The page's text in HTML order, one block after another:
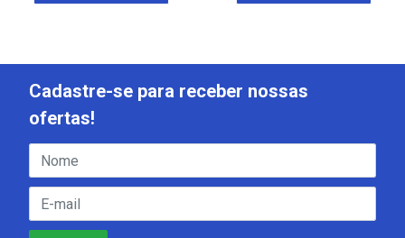
Cadastre-se para receber nossas
ofertas!